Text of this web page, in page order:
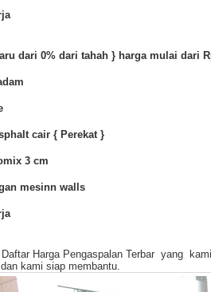
dari 0% dari tahah } harga mulai dari
cair { Perekat }
3 cm
mesinn walls
Harga Pengaspalan Terbar yang
kami siap membantu.